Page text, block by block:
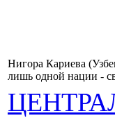
Нигора Кариева
лишь одной нации -